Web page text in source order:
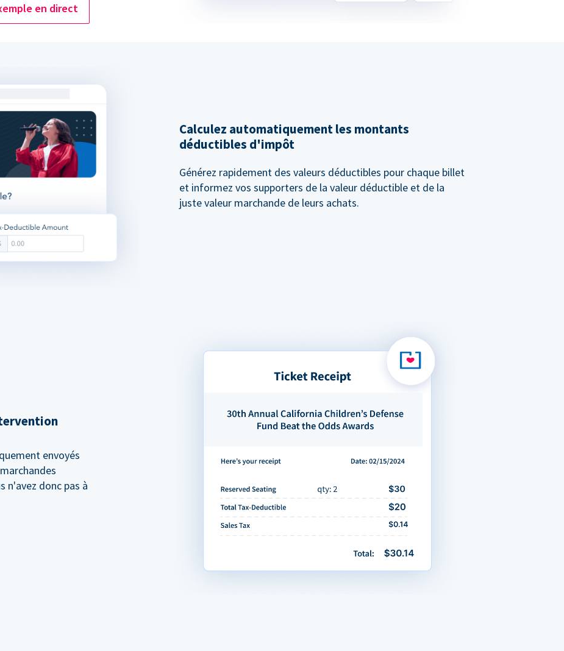
en direct
Calculez automatiquement les montants
déductibles d'impôt
Générez rapidement des valeurs déductibles pour chaque billet
et informez vos supporters de la valeur déductible et de la
juste valeur marchande de leurs achats.
envoyés
n'avez donc pas à